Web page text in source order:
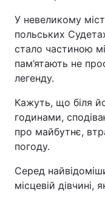
У невеликому
польських
стало частиною
пам’ятають не
легенду.
Кажуть, що біля
годинами,
про майбутнє,
погоду.
Серед
місцевій дівчині,